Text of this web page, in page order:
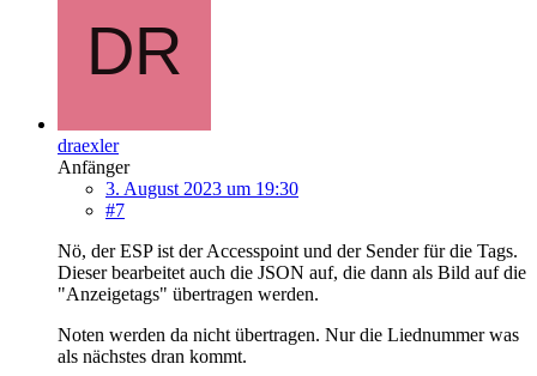
draexler
Anfänger
3. August 2023 um 19:30
#7
Nö, der ESP ist der Accesspoint und der Sender für die Tags.
Dieser bearbeitet auch die JSON auf, die dann als Bild auf die
"Anzeigetags" übertragen werden.
Noten werden da nicht übertragen. Nur die Liednummer was
als nächstes dran kommt.